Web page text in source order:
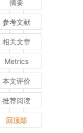
摘要
参考文献
相关文章
Metrics
本文评价
推荐阅读
回顶部